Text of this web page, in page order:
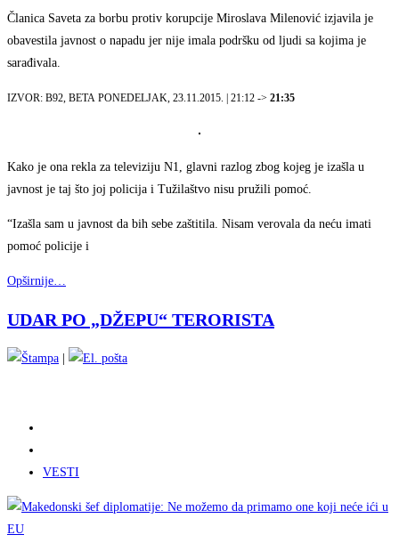
Članica Saveta za borbu protiv korupcije Miroslava Milenović izjavila je
obavestila javnost o napadu jer nije imala podršku od ljudi sa kojima je
sarađivala.
IZVOR: B92, BETA PONEDELJAK, 23.11.2015. | 21:12 -> 21:35
Kako je ona rekla za televiziju N1, glavni razlog zbog kojeg je izašla u
javnost je taj što joj policija i Tužilaštvo nisu pružili pomoć.
“Izašla sam u javnost da bih sebe zaštitila. Nisam verovala da neću imati
pomoć policije i
Opširnije…
UDAR PO „DŽEPU“ TERORISTA
|
VESTI